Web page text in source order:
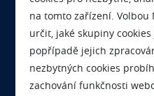
na tomto zařízení. Volbou
určit, jaké skupiny
popřípadě jejich
nezbytných cookies
zachování funkčnosti
Chcete s
Podívejte se